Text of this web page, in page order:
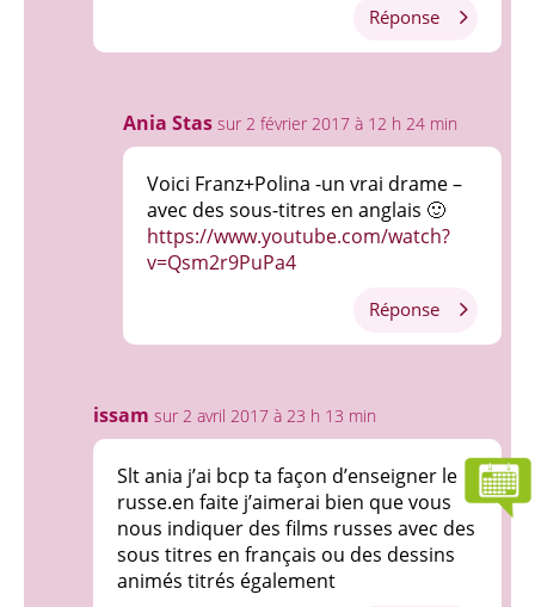
Réponse
Ania Stas sur 2 février 2017 à 12 h 24 min
Voici Franz+Polina -un vrai drame –
avec des sous-titres en anglais 🙂
https://www.youtube.com/watch?
v=Qsm2r9PuPa4
Réponse
issam sur 2 avril 2017 à 23 h 13 min
Slt ania j’ai bcp ta façon d’enseigner le
russe.en faite j’aimerai bien que vous
nous indiquer des films russes avec des
sous titres en français ou des dessins
animés titrés également